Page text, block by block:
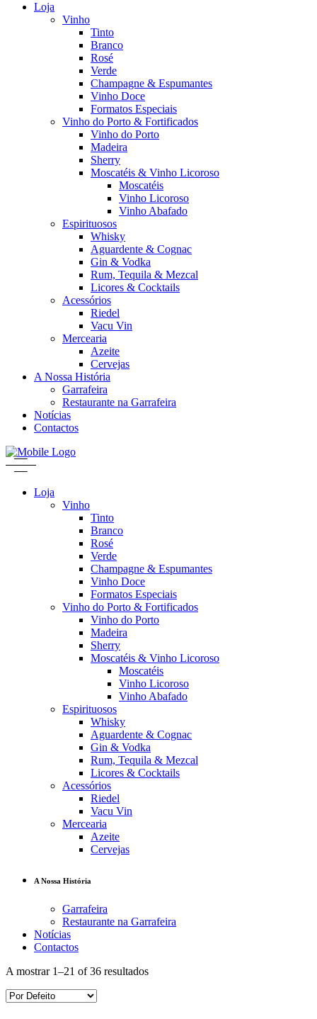
Loja
Vinho
Tinto
Branco
Rosé
Verde
Champagne & Espumantes
Vinho Doce
Formatos Especiais
Vinho do Porto & Fortificados
Vinho do Porto
Madeira
Sherry
Moscatéis & Vinho Licoroso
Moscatéis
Vinho Licoroso
Vinho Abafado
Espirituosos
Whisky
Aguardente & Cognac
Gin & Vodka
Rum, Tequila & Mezcal
Licores & Cocktails
Acessórios
Riedel
Vacu Vin
Mercearia
Azeite
Cervejas
A Nossa História
Garrafeira
Restaurante na Garrafeira
Notícias
Contactos
Loja
Vinho
Tinto
Branco
Rosé
Verde
Champagne & Espumantes
Vinho Doce
Formatos Especiais
Vinho do Porto & Fortificados
Vinho do Porto
Madeira
Sherry
Moscatéis & Vinho Licoroso
Moscatéis
Vinho Licoroso
Vinho Abafado
Espirituosos
Whisky
Aguardente & Cognac
Gin & Vodka
Rum, Tequila & Mezcal
Licores & Cocktails
Acessórios
Riedel
Vacu Vin
Mercearia
Azeite
Cervejas
A Nossa História
Garrafeira
Restaurante na Garrafeira
Notícias
Contactos
A mostrar 1–21 of 36 resultados